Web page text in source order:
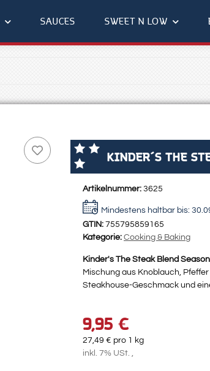
SAUCES SWEET N LOW
KINDER´S THE
Artikelnummer: 3625
Mindestens haltbar bis:
GTIN: 755795859165
Kategorie: Cooking & Baking
Kinder's The Steak Blend
Mischung aus Knoblauch,
Steakhouse-Geschmack und
9,95 €
27,49 € pro 1 kg
inkl. 7% USt. ,